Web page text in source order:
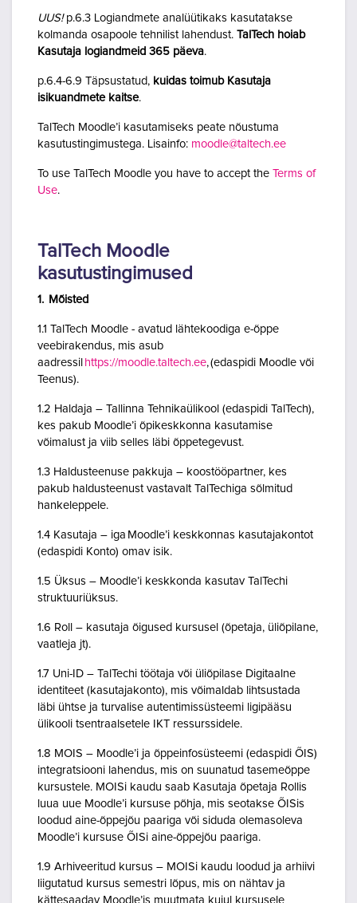
UUS!p.6.3 Logiandmete analüütikaks kasutatakse
kolmanda osapoole tehnilist lahendust. TalTech hoiab
Kasutaja logiandmeid 365 päeva.
p.6.4-6.9 Täpsustatud, kuidas toimub Kasutaja
isikuandmete kaitse.
TalTech Moodle’i kasutamiseks peate nõustuma
kasutustingimustega. Lisainfo: moodle@taltech.ee
To use TalTech Moodle you have to accept the Terms of
Use.
TalTech Moodle
kasutustingimused
1. Mõisted
1.1 TalTech Moodle - avatud lähtekoodiga e-õppe
veebirakendus, mis asub
aadressil https://moodle.taltech.ee, (edaspidi Moodle või
Teenus).
1.2 Haldaja – Tallinna Tehnikaülikool (edaspidi TalTech),
kes pakub Moodle’i õpikeskkonna kasutamise
võimalust ja viib selles läbi õppetegevust.
1.3 Haldusteenuse pakkuja – koostööpartner, kes
pakub haldusteenust vastavalt TalTechiga sõlmitud
hankeleppele.
1.4 Kasutaja – iga Moodle’i keskkonnas kasutajakontot
(edaspidi Konto) omav isik.
1.5 Üksus – Moodle’i keskkonda kasutav TalTechi
struktuuriüksus.
1.6 Roll – kasutaja õigused kursusel (õpetaja, üliõpilane,
vaatleja jt).
1.7 Uni-ID – TalTechi töötaja või üliõpilase Digitaalne
identiteet (kasutajakonto), mis võimaldab lihtsustada
läbi ühtse ja turvalise autentimissüsteemi ligipääsu
ülikooli tsentraalsetele IKT ressurssidele.
1.8 MOIS – Moodle’i ja õppeinfosüsteemi (edaspidi ÕIS)
integratsiooni lahendus, mis on suunatud tasemeõppe
kursustele. MOISi kaudu saab Kasutaja õpetaja Rollis
luua uue Moodle’i kursuse põhja, mis seotakse ÕISis
loodud aine-õppejõu paariga või siduda olemasoleva
Moodle’i kursuse ÕISi aine-õppejõu paariga.
1.9 Arhiveeritud kursus – MOISi kaudu loodud ja arhiivi
liigutatud kursus semestri lõpus, mis on nähtav ja
kättesaadav Moodle’is muutmata kujul kursusele